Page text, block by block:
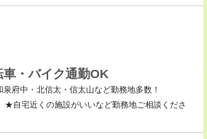
・バイク通勤OK
泉府中・北信太・信太山など勤務地多数！
自宅近くの施設がいいなど勤務地ご相談くださ